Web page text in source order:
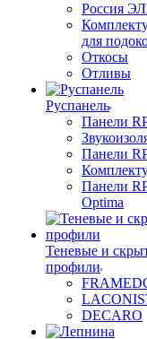
Россия
для
Откосы
Отливы
Руспанель
Панели
Панели
Панели
Optima
Теневые и
профили
DECARO